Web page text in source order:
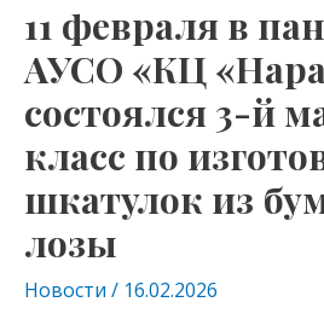
11 февраля в
АУСО «КЦ
состоялся 3-й
класс по
шкатулок из
лозы
Новости / 16.02.2026